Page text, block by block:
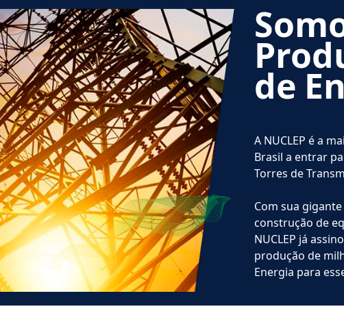
de
A NUCLEP é a
Brasil a entrar
Torres de
Com sua
construção de
NUCLEP já
produção de
Energia para